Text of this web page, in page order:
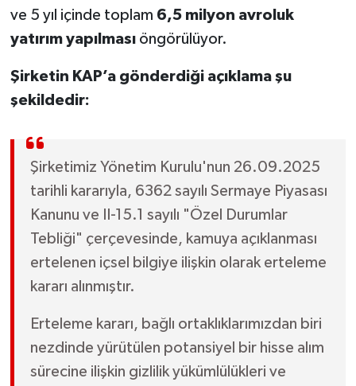
ve 5 yıl içinde toplam 6,5 milyon avroluk
yatırım yapılmasıöngörülüyor.
Şirketin KAP’a gönderdiği açıklama şu
şekildedir:
Şirketimiz Yönetim Kurulu'nun 26.09.2025
tarihli kararıyla, 6362 sayılı Sermaye Piyasası
Kanunu ve II-15.1 sayılı "Özel Durumlar
Tebliği" çerçevesinde, kamuya açıklanması
ertelenen içsel bilgiye ilişkin olarak erteleme
kararı alınmıştır.
Erteleme kararı, bağlı ortaklıklarımızdan biri
nezdinde yürütülen potansiyel bir hisse alım
sürecine ilişkin gizlilik yükümlülükleri ve